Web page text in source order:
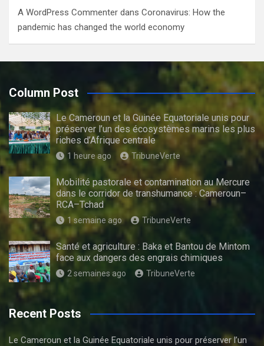
A WordPress Commenter dans Coronavirus: How the
pandemic has changed the world economy
Column Post
Le Cameroun et la Guinée Equatoriale unis pour
préserver l’un des écosystèmes marins les plus
riches d’Afrique centrale
1 heure ago TribuneVerte
Mobilité pastorale et contamination au Mercure
dans le corridor de transhumance : Cameroun–
RCA–Tchad
1 semaine ago TribuneVerte
Santé et agriculture : Baka et Bantou de Mintom
face aux dangers des engrais chimiques
2 semaines ago TribuneVerte
Recent Posts
Le Cameroun et la Guinée Equatoriale unis pour préserver l’un